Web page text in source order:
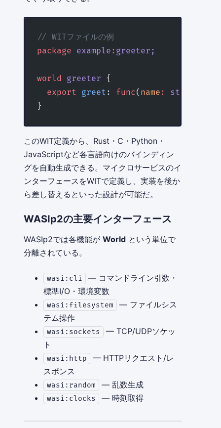
// WITファイルの例
package example : greeter;
world greeter {
  export
greet : func( name : string
}
このWIT定義から、Rust・C・Python・
JavaScriptなど各言語向けのバインディン
グを自動生成できる。マイクロサービスのイ
ンターフェースをWITで定義し、実装を後か
ら差し替えるといった設計が可能だ。
WASIp2の主要インターフェース
WASIp2では各機能が World という単位で
分離されている。
wasi:cli
— コマンドライン引数・
標準I/O・環境変数
wasi:filesystem
— ファイルシス
テム操作
wasi:sockets
— TCP/UDPソケッ
ト
wasi:http
— HTTPリクエスト/レ
スポンス
wasi:random — 乱数生成
wasi:clocks — 時刻取得